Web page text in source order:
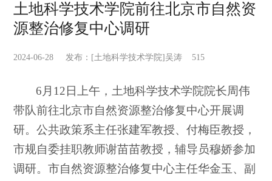
土地科学技术学院前往北京市自然资
源整治修复中心调研
2024-06-28 发布：[土地科学技术学院]吴涛 515
6月12日上午，土地科学技术学院院长周伟
带队前往北京市自然资源整治修复中心开展调
研。公共政策系主任张建军教授、付梅臣教授，
市规自委挂职教师谢苗苗教授，辅导员穆娇参加
调研。市自然资源整治修复中心主任华金玉、副